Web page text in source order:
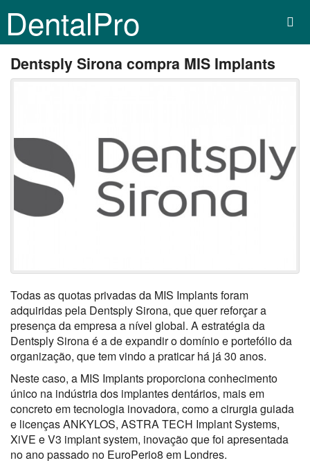
DentalPro
Dentsply Sirona compra MIS Implants
Todas as quotas privadas da MIS Implants foram
adquiridas pela Dentsply Sirona, que quer reforçar a
presença da empresa a nível global. A estratégia da
Dentsply Sirona é a de expandir o domínio e portefólio da
organização, que tem vindo a praticar há já 30 anos.
Neste caso, a MIS Implants proporciona conhecimento
único na indústria dos implantes dentários, mais em
concreto em tecnologia inovadora, como a cirurgia guiada
e licenças ANKYLOS, ASTRA TECH Implant Systems,
XiVE e V3 implant system, inovação que foi apresentada
no ano passado no EuroPerio8 em Londres.